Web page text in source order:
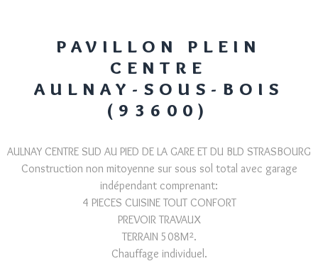
PAVILLON PLEIN
CENTRE
AULNAY-SOUS-BOIS
(93600)
AULNAY CENTRE SUD AU PIED DE LA GARE ET DU BLD STRASBOURG
Construction non mitoyenne sur sous sol total avec garage
indépendant comprenant:
4 PIECES CUISINE TOUT CONFORT
PREVOIR TRAVAUX
TERRAIN 508M².
Chauffage individuel.